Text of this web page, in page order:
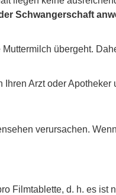
Schwangerschaft
übergeht.
Arzt oder Apotheker
verursachen.
Filmtablette, d. h. es ist